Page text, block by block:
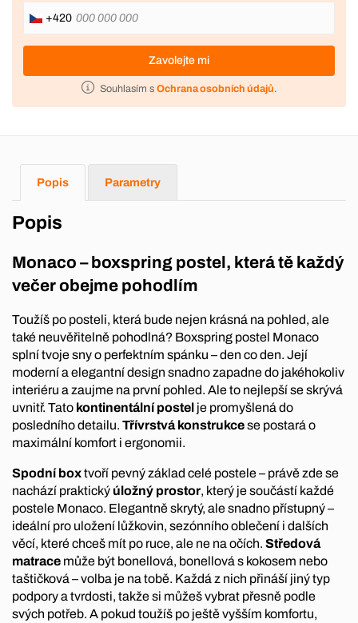
+420
Zavolejte mi
Souhlasím s Ochrana osobních údajů.
Popis Parametry
Popis
Monaco – boxspring postel, která tě každý
večer obejme pohodlím
Toužíš po posteli, která bude nejen krásná na pohled, ale
také neuvěřitelně pohodlná? Boxspring postel Monaco
splní tvoje sny o perfektním spánku – den co den. Její
moderní a elegantní design snadno zapadne do jakéhokoliv
interiéru a zaujme na první pohled. Ale to nejlepší se skrývá
uvnitř. Tato kontinentální postel je promyšlená do
posledního detailu. Třívrstvá konstrukcese postará o
maximální komfort i ergonomii.
Spodní boxtvoří pevný základ celé postele – právě zde se
nachází praktický úložný prostor, který je součástí každé
postele Monaco. Elegantně skrytý, ale snadno přístupný –
ideální pro uložení lůžkovin, sezónního oblečení i dalších
věcí, které chceš mít po ruce, ale ne na očích. Středová
matrace může být bonellová, bonellová s kokosem nebo
taštičková – volba je na tobě. Každá z nich přináší jiný typ
podpory a tvrdosti, takže si můžeš vybrat přesně podle
svých potřeb. A pokud toužíš po ještě vyšším komfortu,